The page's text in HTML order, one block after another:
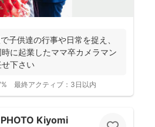
子供達の行事や日常を捉え、
に起業したママ卒カメラマン
下さい
最終アクティブ： 3日以内
Kiyomi